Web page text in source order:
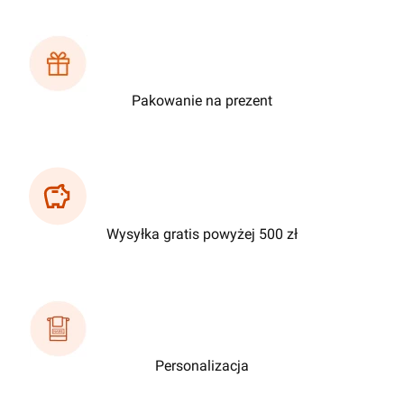
Pakowanie na prezent
Wysyłka gratis powyżej 500 zł
Personalizacja